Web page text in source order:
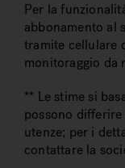
Per la
abbonamento al
tramite cellulare
monitoraggio da
** Le stime si
possono
utenze; per i
contattare la